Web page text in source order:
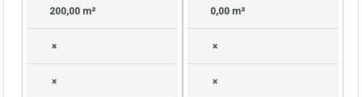
200,00 m²
×
×
0,00 m²
×
×